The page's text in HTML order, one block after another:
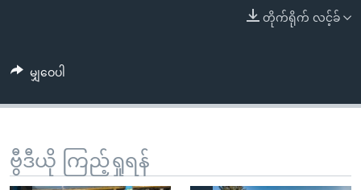
ရှာဖွေ
နေရာ
သို့
တိုက်ရိုက် လင့်ခ်
မျှဝေပါ
ဗွီဒီယို ကြည့်ရှုရန်